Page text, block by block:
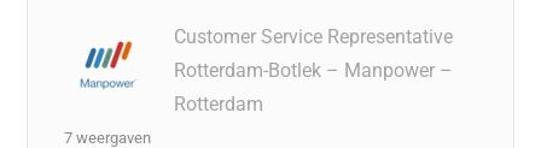
Customer Service Representative
Rotterdam-Botlek – Manpower –
Rotterdam
7 weergaven